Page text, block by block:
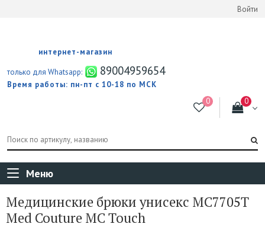
Войти
интернет-магазин
только для Whatsapp:
89004959654
Время работы: пн-пт с 10-18 по МСК
Меню
Медицинские брюки унисекс MC7705T
Med Couture MC Touch